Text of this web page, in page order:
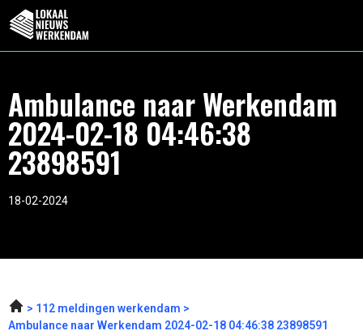
Ambulance naar Werkendam
2024-02-18 04:46:38
23898591
18-02-2024
112 meldingen werkendam
Ambulance naar Werkendam 2024-02-18 04:46:38 23898591